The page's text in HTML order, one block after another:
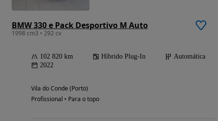
BMW 330 e Pack Desportivo M Auto
1998 cm3 • 292 cv
102 820 km Híbrido Plug-In
Automática
2022
Vila do Conde (Porto)
Profissional • Para o topo